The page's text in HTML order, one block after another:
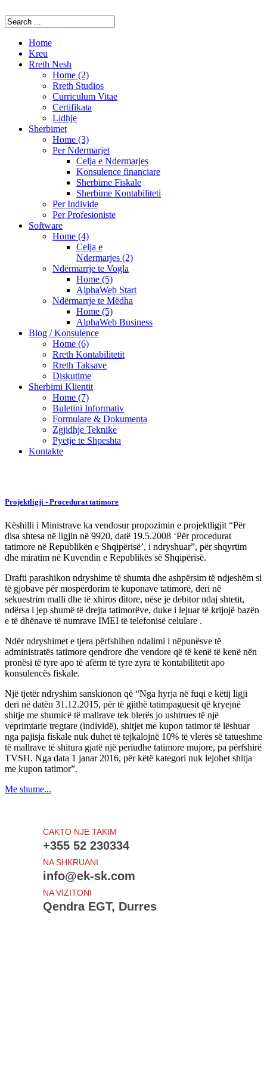
Home
Kreu
Rreth Nesh
Home (2)
Rreth Studios
Curriculum Vitae
Certifikata
Lidhje
Sherbimet
Home (3)
Per Ndermarjet
Celja e Ndermarjes
Konsulence financiare
Sherbime Fiskale
Sherbime Kontabiliteti
Per Individe
Per Profesioniste
Software
Home (4)
Celja e
Ndermarjes (2)
Ndërmarrje te Vogla
Home (5)
AlphaWeb Start
Ndërmarrje te Mëdha
Home (5)
AlphaWeb Business
Blog / Konsulence
Home (6)
Rreth Kontabilitetit
Rreth Taksave
Diskutime
Sherbimi Klientit
Home (7)
Buletini Informativ
Formulare & Dokumenta
Zgjidhje Teknike
Pyetje te Shpeshta
Kontakte
Projektligji - Procedurat tatimore
Këshilli i Ministrave ka vendosur propozimin e projektligjit “Për
disa shtesa në ligjin në 9920, datë 19.5.2008 ‘Për procedurat
tatimore në Republikën e Shqipërisë’, i ndryshuar”, për shqyrtim
dhe miratim në Kuvendin e Republikës së Shqipërisë.
Drafti parashikon ndryshime të shumta dhe ashpërsim të ndjeshëm si
të gjobave për mospërdorim të kuponave tatimorë, deri në
sekuestrim malli dhe të xhiros ditore, nëse je debitor ndaj shtetit,
ndërsa i jep shumë të drejta tatimorëve, duke i lejuar të krijojë bazën
e të dhënave të numrave IMEI të telefonisë celulare .
Ndër ndryshimet e tjera përfshihen ndalimi i nëpunësve të
administratës tatimore qendrore dhe vendore që të kenë të kenë nën
pronësi të tyre apo të afërm të tyre zyra të kontabilitetit apo
konsulencës fiskale.
Një tjetër ndryshim sanskionon që “Nga hyrja në fuqi e këtij ligji
deri në datën 31.12.2015, për të gjithë tatimpaguesit që kryejnë
shitje me shumicë të mallrave tek blerës jo ushtrues të një
veprimtarie tregtare (individë), shitjet me kupon tatimor të lëshuar
nga pajisja fiskale nuk duhet të tejkalojnë 10% të vlerës së tatueshme
të mallrave të shitura gjatë një periudhe tatimore mujore, pa përfshirë
TVSH. Nga data 1 janar 2016, për këtë kategori nuk lejohet shitja
me kupon tatimor”.
Me shume...
CAKTO NJE TAKIM
+355 52 230334
NA SHKRUANI
info@ek-sk.com
NA VIZITONI
Qendra EGT, Durres